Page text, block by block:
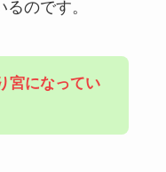
のです。
宮になってい